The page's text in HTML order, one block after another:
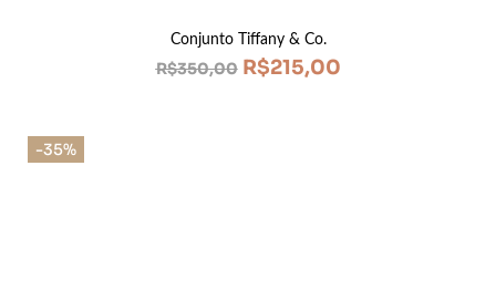
Conjunto Tiffany & Co.
R$350,00 R$215,00
-35%